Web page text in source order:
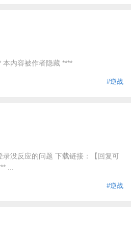
本内容被作者隐藏 ****
#逆战
没反应的问题 下载链接：【回复可
...
#逆战